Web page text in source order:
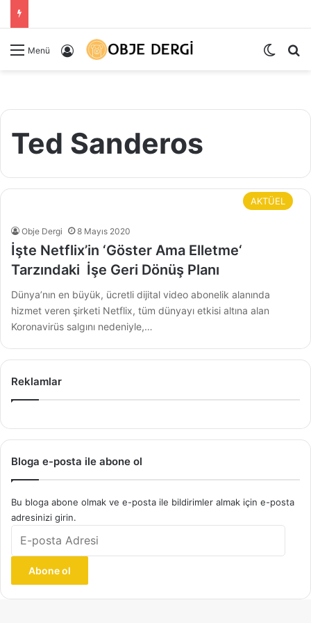
Menü Kayıt Ol Dış
Ted Sanderos
AKTÜEL
Obje Dergi 8 Mayıs 2020
İşte Netflix’in ‘Göster Ama Elletme‘
Tarzındaki İşe Geri Dönüş Planı
Dünya’nın en büyük, ücretli dijital video abonelik alanında
hizmet veren şirketi Netflix, tüm dünyayı etkisi altına alan
Koronavirüs salgını nedeniyle,…
Reklamlar
Bloga e-posta ile abone ol
Bu bloga abone olmak ve e-posta ile bildirimler almak için e-posta
adresinizi girin.
posta
Abone ol